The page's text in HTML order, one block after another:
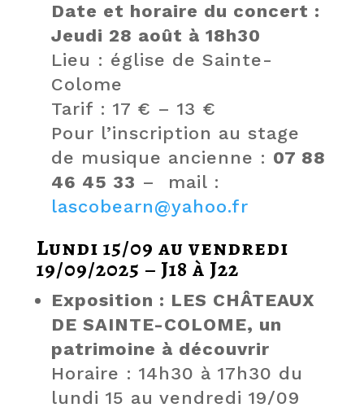
Date et horaire du concert :
Jeudi 28 août à 18h30
Lieu : église de Sainte-
Colome
Tarif : 17 € – 13 €
Pour l’inscription au stage
de musique ancienne : 07 88
46 45 33 – mail :
lascobearn@yahoo.fr
Lundi 15/09 au vendredi
19/09/2025 – J18 à J22
Exposition : LES CHÂTEAUX
DE SAINTE-COLOME, un
patrimoine à découvrir
Horaire : 14h30 à 17h30 du
lundi 15 au vendredi 19/09